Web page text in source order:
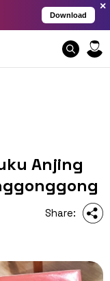
Download
×
Anjing
Share: